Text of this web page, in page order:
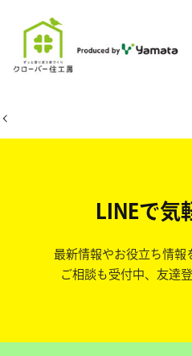
2026年2
LINEで気
最新情報やお役立ち情報
ご相談も受付中、友達